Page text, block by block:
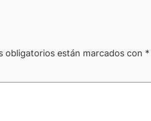
obligatorios están marcados con *